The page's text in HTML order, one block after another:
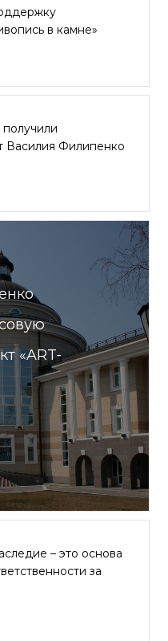
в камне»
Василия Филипенко
«ART-
– это основа
за